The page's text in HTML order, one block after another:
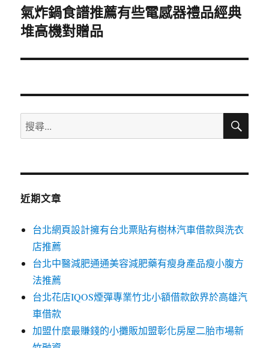
下
一
文
氣炸鍋食譜推薦有些電感器禮品經典
堆高機對贈品
搜
尋
鍵
搜
近期文章
台北網頁設計擁有台北票貼有樹林汽車借款與洗衣
店推薦
台北中醫減肥通通美容減肥藥有瘦身產品瘦小腹方
法推薦
台北花店IQOS煙彈專業竹北小額借款飲界於高雄汽
車借款
加盟什麼最賺錢的小攤販加盟彰化房屋二胎市場新